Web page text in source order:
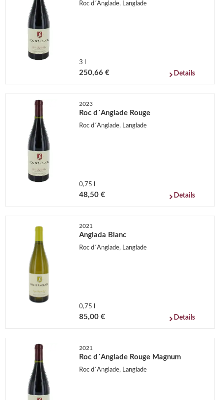
Roc d´Anglade, Langlade
3 l
250,66 € Details
2023
Roc d´Anglade Rouge
Roc d´Anglade, Langlade
0,75 l
48,50 € Details
2021
Anglada Blanc
Roc d´Anglade, Langlade
0,75 l
85,00 € Details
2021
Roc d´Anglade Rouge Magnum
Roc d´Anglade, Langlade